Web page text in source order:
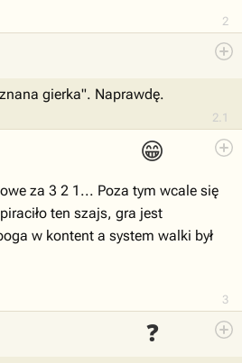
2
2.1
gierka". Naprawdę.
😁
3
za 3 2 1... Poza tym wcale się
ten szajs, gra jest
w kontent a system walki był
❓